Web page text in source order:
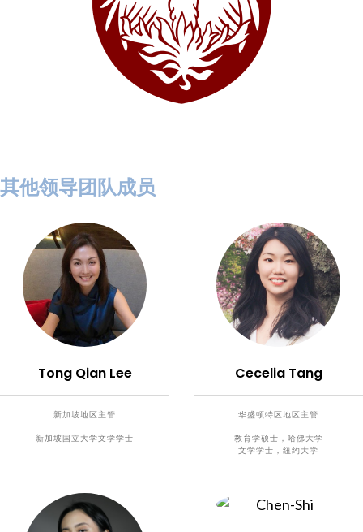
其他领导团队成员
Tong Qian Lee
新加坡地区主管
新加坡国立大学文学学士
Cecelia Tang
华盛顿特区地区主管
教育学硕士，哈佛大学
文学学士，纽约大学